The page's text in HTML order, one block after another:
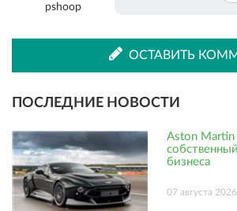
pshoop
ОСТАВИТЬ
ПОСЛЕДНИЕ НОВОСТИ
Aston Martin
бизнеса
07 августа 2026